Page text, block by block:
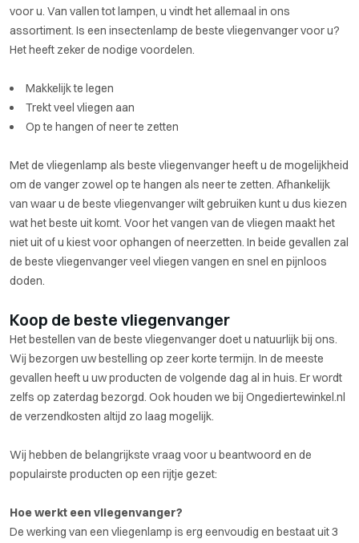
voor u. Van vallen tot lampen, u vindt het allemaal in ons
assortiment. Is een insectenlamp de beste vliegenvanger voor u?
Het heeft zeker de nodige voordelen.
Makkelijk te legen
Trekt veel vliegen aan
Op te hangen of neer te zetten
Met de vliegenlamp als beste vliegenvanger heeft u de mogelijkheid
om de vanger zowel op te hangen als neer te zetten. Afhankelijk
van waar u de beste vliegenvanger wilt gebruiken kunt u dus kiezen
wat het beste uit komt. Voor het vangen van de vliegen maakt het
niet uit of u kiest voor ophangen of neerzetten. In beide gevallen zal
de beste vliegenvanger veel vliegen vangen en snel en pijnloos
doden.
Koop de beste vliegenvanger
Het bestellen van de beste vliegenvanger doet u natuurlijk bij ons.
Wij bezorgen uw bestelling op zeer korte termijn. In de meeste
gevallen heeft u uw producten de volgende dag al in huis. Er wordt
zelfs op zaterdag bezorgd. Ook houden we bij Ongediertewinkel.nl
de verzendkosten altijd zo laag mogelijk.
Wij hebben de belangrijkste vraag voor u beantwoord en de
populairste producten op een rijtje gezet:
Hoe werkt een vliegenvanger?
De werking van een vliegenlamp is erg eenvoudig en bestaat uit 3